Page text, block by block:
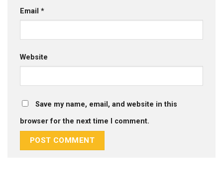
Email *
Website
Save my name, email, and website in this
browser for the next time I comment.